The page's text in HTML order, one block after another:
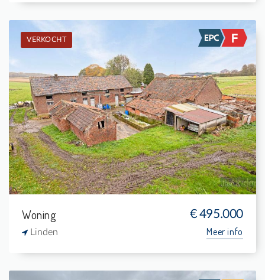
VERKOCHT
Verkocht: Boerderij
-
433 m²
-
106 m²
Woning € 495.000
Linden Meer info